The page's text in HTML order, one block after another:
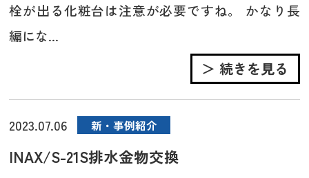
栓が出る化粧台は注意が必要ですね。 かなり長
編にな...
＞ 続きを見る
2023.07.06 新・事例紹介
INAX/S-21S排水金物交換